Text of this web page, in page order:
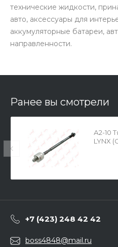
технические жидкости,
авто, аксессуары для
аккумуляторные батареи,
направленности.
Ранее вы смотрели
А2-10
LYNX
+7 (423) 248 42 42
boss4848@mail.ru